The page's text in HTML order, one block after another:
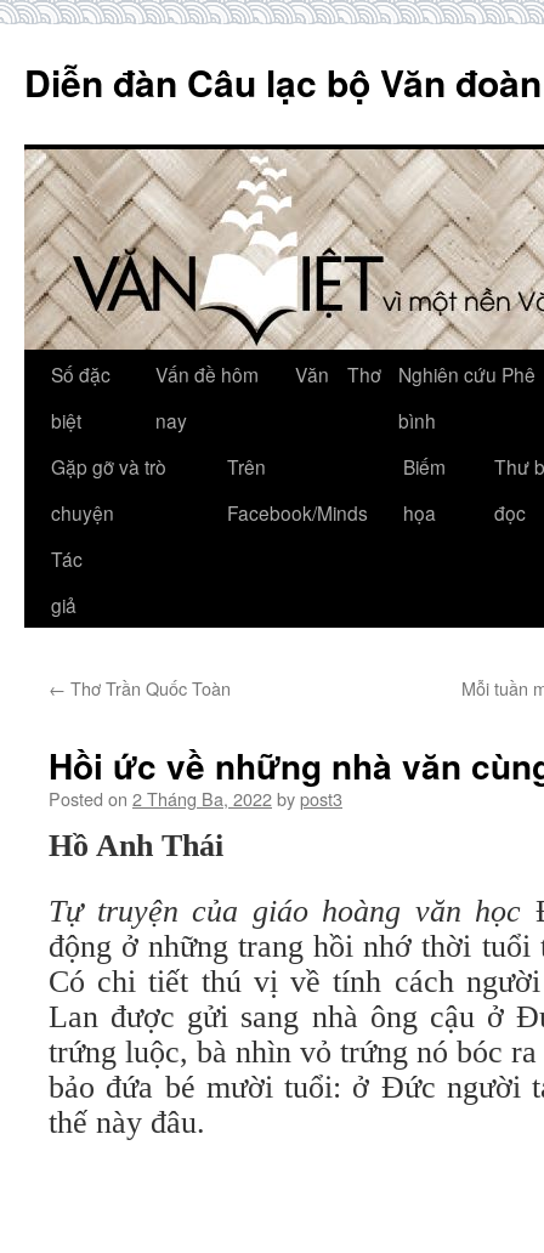
content
Diễn đàn Câu lạc bộ Văn
Số đặc
biệt
Vấn đề hôm
nay
Văn Thơ
Nghiên cứu Phê
bình
Gặp gỡ và trò
chuyện
Trên
Facebook/Minds
Biếm
họa
Thư
đọc
Tác
giả
← Thơ Trần Quốc Toàn Mỗi tuần
Hồi ức về những nhà văn
Posted on 2 Tháng Ba, 2022bypost3
Hồ Anh Thái
Tự truyện của giáo hoàng văn học
động ở những trang hồi nhớ thời
Có chi tiết thú vị về tính cách
Lan được gửi sang nhà ông cậu ở
trứng luộc, bà nhìn vỏ trứng nó bóc
bảo đứa bé mười tuổi: ở Đức người
thế này đâu.